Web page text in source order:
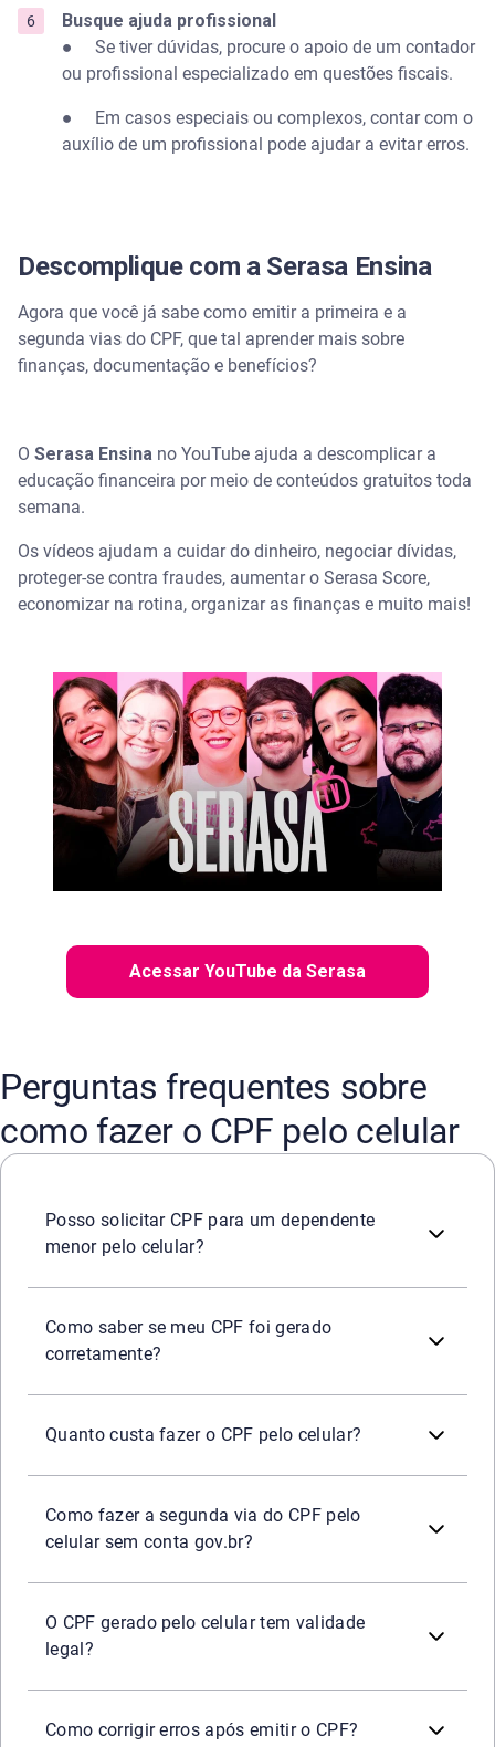
Busque ajuda profissional
● Se tiver dúvidas, procure o apoio de um contador
ou profissional especializado em questões fiscais.
● Em casos especiais ou complexos, contar com o
auxílio de um profissional pode ajudar a evitar erros.
Descomplique com a Serasa Ensina
Agora que você já sabe como emitir a primeira e a
segunda vias do CPF, que tal aprender mais sobre
finanças, documentação e benefícios?
O Serasa Ensina no YouTube ajuda a descomplicar a
educação financeira por meio de conteúdos gratuitos toda
semana.
Os vídeos ajudam a cuidar do dinheiro, negociar dívidas,
proteger-se contra fraudes, aumentar o Serasa Score,
economizar na rotina, organizar as finanças e muito mais!
Acessar YouTube da Serasa
Perguntas frequentes sobre
como fazer o CPF pelo celular
Posso solicitar CPF para um dependente
menor pelo celular?
Como saber se meu CPF foi gerado
corretamente?
Quanto custa fazer o CPF pelo celular?
Como fazer a segunda via do CPF pelo
celular sem conta gov.br?
O CPF gerado pelo celular tem validade
legal?
Como corrigir erros após emitir o CPF?
Caso os erros tenham causado a suspensão do CPF,